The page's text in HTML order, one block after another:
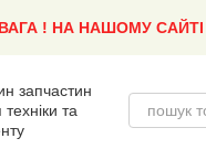
! НА НАШОМУ